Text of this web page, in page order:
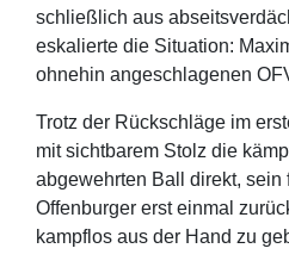
schließlich aus
eskalierte die Situation:
ohnehin angeschlagenen
Trotz der Rückschläge im
mit sichtbarem Stolz die
abgewehrten Ball direkt, sein
Offenburger erst einmal
kampflos aus der Hand zu